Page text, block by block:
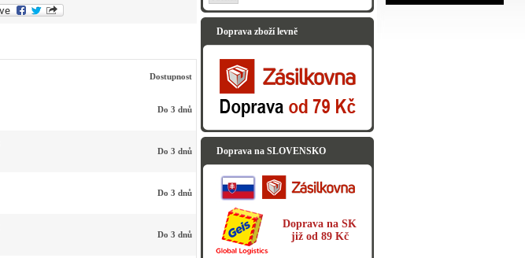
Dostupnost
Do 3 dnů
Do 3 dnů
Do 3 dnů
Do 3 dnů
Doprava zboží levně
Doprava na SLOVENSKO
Doprava na SK
již od 89 Kč